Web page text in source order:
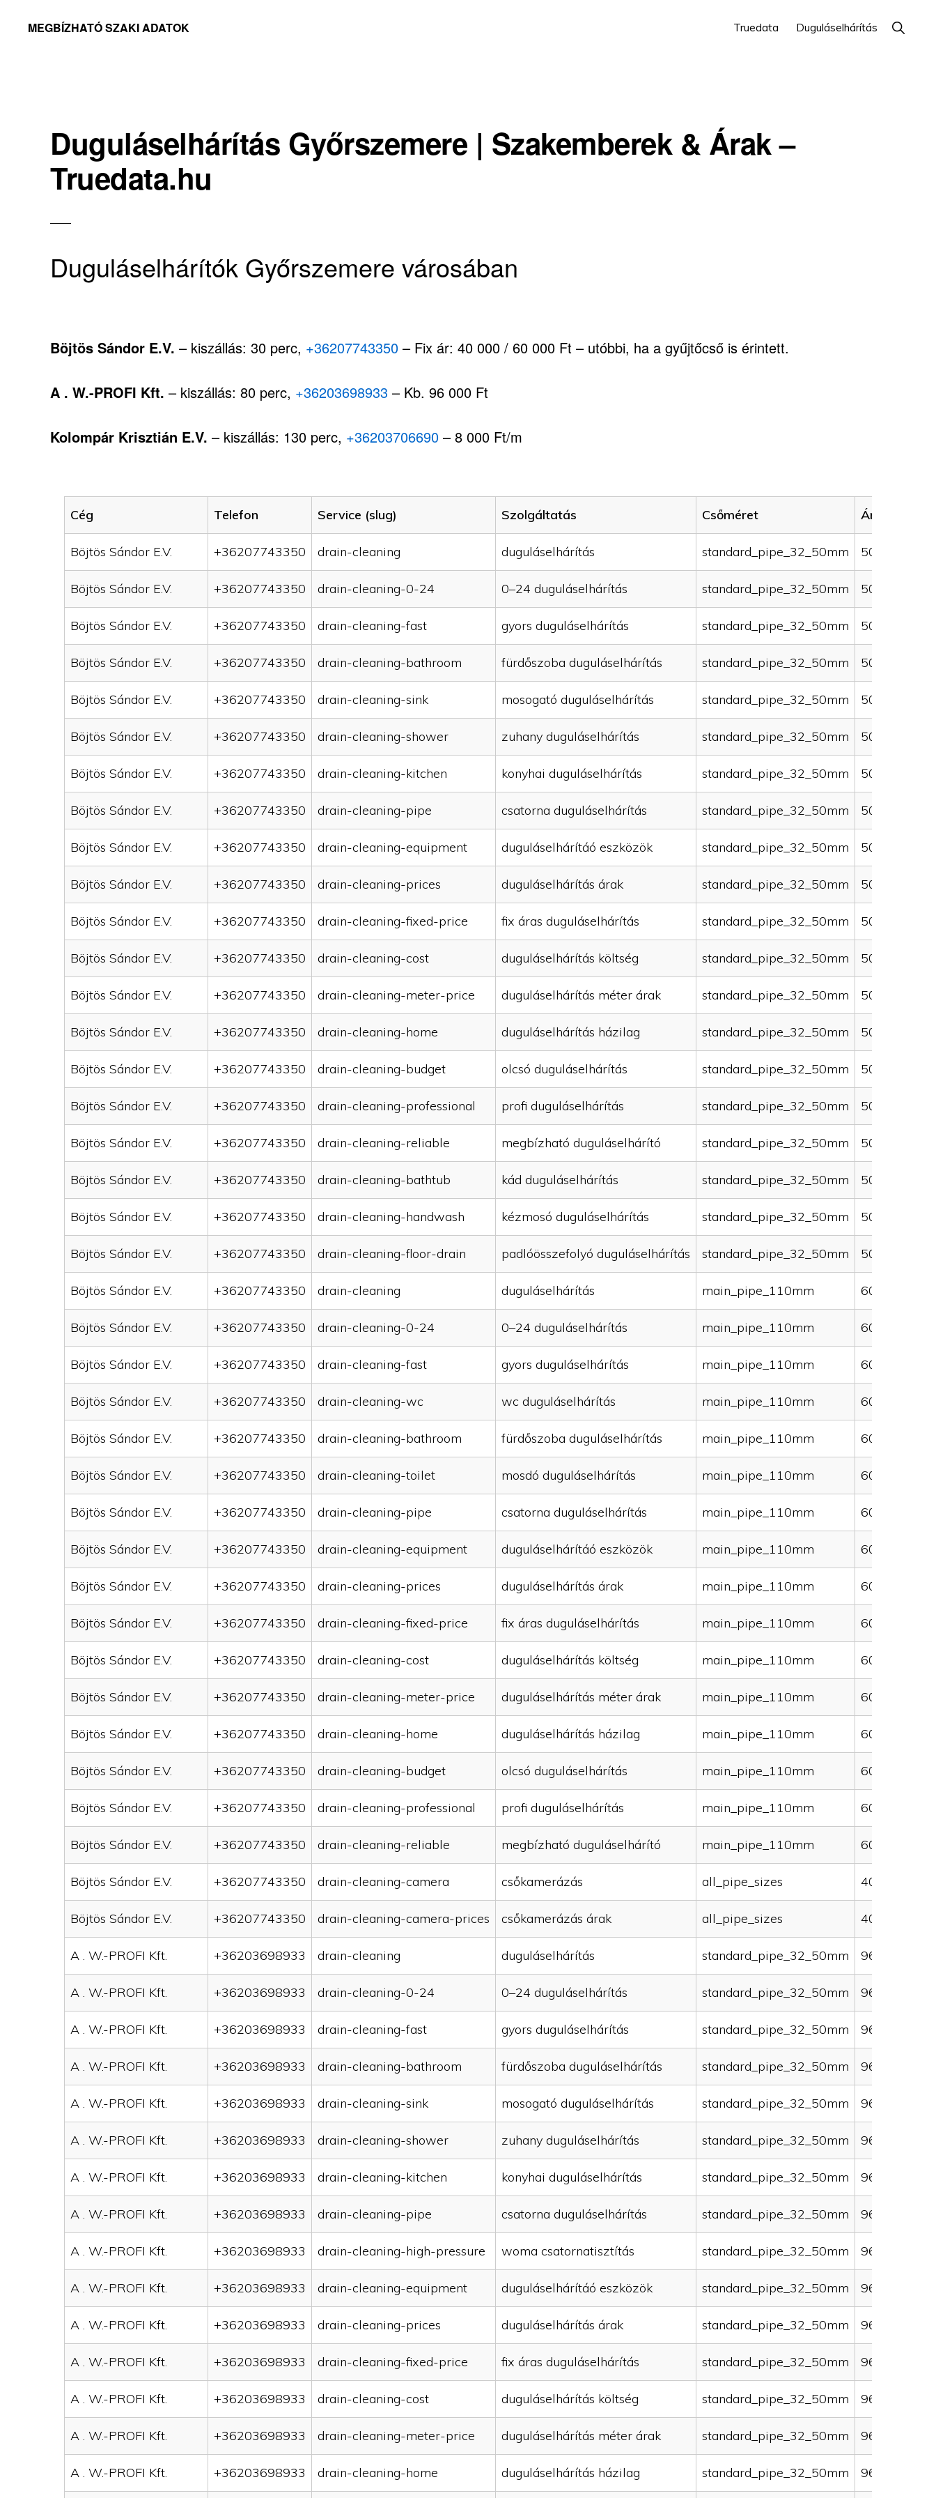
MEGBÍZHATÓ SZAKI ADATOK
Truedata Duguláselhárítás Show
Search
Duguláselhárítás Győrszemere | Szakemberek & Árak –
Truedata.hu
Duguláselhárítók Győrszemere városában
Böjtös Sándor E.V. – kiszállás: 30 perc, +36207743350 – Fix ár: 40 000 / 60 000 Ft – utóbbi, ha a gyűjtőcső is érintett.
A . W.-PROFI Kft. – kiszállás: 80 perc, +36203698933 – Kb. 96 000 Ft
Kolompár Krisztián E.V. – kiszállás: 130 perc, +36203706690 – 8 000 Ft/m
Cég Telefon Service (slug) Szolgáltatás Csőméret Ár (HUF)
Böjtös Sándor E.V. +36207743350 drain-cleaning duguláselhárítás standard_pipe_32_50mm 50000
Böjtös Sándor E.V. +36207743350 drain-cleaning-0-24 0–24 duguláselhárítás standard_pipe_32_50mm 50000
Böjtös Sándor E.V. +36207743350 drain-cleaning-fast gyors duguláselhárítás standard_pipe_32_50mm 50000
Böjtös Sándor E.V. +36207743350 drain-cleaning-bathroom fürdőszoba duguláselhárítás standard_pipe_32_50mm 50000
Böjtös Sándor E.V. +36207743350 drain-cleaning-sink mosogató duguláselhárítás standard_pipe_32_50mm 50000
Böjtös Sándor E.V. +36207743350 drain-cleaning-shower zuhany duguláselhárítás standard_pipe_32_50mm 50000
Böjtös Sándor E.V. +36207743350 drain-cleaning-kitchen konyhai duguláselhárítás standard_pipe_32_50mm 50000
Böjtös Sándor E.V. +36207743350 drain-cleaning-pipe csatorna duguláselhárítás standard_pipe_32_50mm 50000
Böjtös Sándor E.V. +36207743350 drain-cleaning-equipment duguláselhárítáó eszközök standard_pipe_32_50mm 50000
Böjtös Sándor E.V. +36207743350 drain-cleaning-prices duguláselhárítás árak standard_pipe_32_50mm 50000
Böjtös Sándor E.V. +36207743350 drain-cleaning-fixed-price fix áras duguláselhárítás standard_pipe_32_50mm 50000
Böjtös Sándor E.V. +36207743350 drain-cleaning-cost duguláselhárítás költség standard_pipe_32_50mm 50000
Böjtös Sándor E.V. +36207743350 drain-cleaning-meter-price duguláselhárítás méter árak standard_pipe_32_50mm 50000
Böjtös Sándor E.V. +36207743350 drain-cleaning-home duguláselhárítás házilag standard_pipe_32_50mm 50000
Böjtös Sándor E.V. +36207743350 drain-cleaning-budget olcsó duguláselhárítás standard_pipe_32_50mm 50000
Böjtös Sándor E.V. +36207743350 drain-cleaning-professional profi duguláselhárítás standard_pipe_32_50mm 50000
Böjtös Sándor E.V. +36207743350 drain-cleaning-reliable megbízható duguláselhárító standard_pipe_32_50mm 50000
Böjtös Sándor E.V. +36207743350 drain-cleaning-bathtub kád duguláselhárítás standard_pipe_32_50mm 50000
Böjtös Sándor E.V. +36207743350 drain-cleaning-handwash kézmosó duguláselhárítás standard_pipe_32_50mm 50000
Böjtös Sándor E.V. +36207743350 drain-cleaning-floor-drain padlóösszefolyó duguláselhárítás standard_pipe_32_50mm 50000
Böjtös Sándor E.V. +36207743350 drain-cleaning duguláselhárítás main_pipe_110mm 60000
Böjtös Sándor E.V. +36207743350 drain-cleaning-0-24 0–24 duguláselhárítás main_pipe_110mm 60000
Böjtös Sándor E.V. +36207743350 drain-cleaning-fast gyors duguláselhárítás main_pipe_110mm 60000
Böjtös Sándor E.V. +36207743350 drain-cleaning-wc wc duguláselhárítás main_pipe_110mm 60000
Böjtös Sándor E.V. +36207743350 drain-cleaning-bathroom fürdőszoba duguláselhárítás main_pipe_110mm 60000
Böjtös Sándor E.V. +36207743350 drain-cleaning-toilet mosdó duguláselhárítás main_pipe_110mm 60000
Böjtös Sándor E.V. +36207743350 drain-cleaning-pipe csatorna duguláselhárítás main_pipe_110mm 60000
Böjtös Sándor E.V. +36207743350 drain-cleaning-equipment duguláselhárítáó eszközök main_pipe_110mm 60000
Böjtös Sándor E.V. +36207743350 drain-cleaning-prices duguláselhárítás árak main_pipe_110mm 60000
Böjtös Sándor E.V. +36207743350 drain-cleaning-fixed-price fix áras duguláselhárítás main_pipe_110mm 60000
Böjtös Sándor E.V. +36207743350 drain-cleaning-cost duguláselhárítás költség main_pipe_110mm 60000
Böjtös Sándor E.V. +36207743350 drain-cleaning-meter-price duguláselhárítás méter árak main_pipe_110mm 60000
Böjtös Sándor E.V. +36207743350 drain-cleaning-home duguláselhárítás házilag main_pipe_110mm 60000
Böjtös Sándor E.V. +36207743350 drain-cleaning-budget olcsó duguláselhárítás main_pipe_110mm 60000
Böjtös Sándor E.V. +36207743350 drain-cleaning-professional profi duguláselhárítás main_pipe_110mm 60000
Böjtös Sándor E.V. +36207743350 drain-cleaning-reliable megbízható duguláselhárító main_pipe_110mm 60000
Böjtös Sándor E.V. +36207743350 drain-cleaning-camera csőkamerázás all_pipe_sizes 40000
Böjtös Sándor E.V. +36207743350 drain-cleaning-camera-prices csőkamerázás árak all_pipe_sizes 40000
A . W.-PROFI Kft. +36203698933 drain-cleaning duguláselhárítás standard_pipe_32_50mm 96000
A . W.-PROFI Kft. +36203698933 drain-cleaning-0-24 0–24 duguláselhárítás standard_pipe_32_50mm 96000
A . W.-PROFI Kft. +36203698933 drain-cleaning-fast gyors duguláselhárítás standard_pipe_32_50mm 96000
A . W.-PROFI Kft. +36203698933 drain-cleaning-bathroom fürdőszoba duguláselhárítás standard_pipe_32_50mm 96000
A . W.-PROFI Kft. +36203698933 drain-cleaning-sink mosogató duguláselhárítás standard_pipe_32_50mm 96000
A . W.-PROFI Kft. +36203698933 drain-cleaning-shower zuhany duguláselhárítás standard_pipe_32_50mm 96000
A . W.-PROFI Kft. +36203698933 drain-cleaning-kitchen konyhai duguláselhárítás standard_pipe_32_50mm 96000
A . W.-PROFI Kft. +36203698933 drain-cleaning-pipe csatorna duguláselhárítás standard_pipe_32_50mm 96000
A . W.-PROFI Kft. +36203698933 drain-cleaning-high-pressure woma csatornatisztítás standard_pipe_32_50mm 96000
A . W.-PROFI Kft. +36203698933 drain-cleaning-equipment duguláselhárítáó eszközök standard_pipe_32_50mm 96000
A . W.-PROFI Kft. +36203698933 drain-cleaning-prices duguláselhárítás árak standard_pipe_32_50mm 96000
A . W.-PROFI Kft. +36203698933 drain-cleaning-fixed-price fix áras duguláselhárítás standard_pipe_32_50mm 96000
A . W.-PROFI Kft. +36203698933 drain-cleaning-cost duguláselhárítás költség standard_pipe_32_50mm 96000
A . W.-PROFI Kft. +36203698933 drain-cleaning-meter-price duguláselhárítás méter árak standard_pipe_32_50mm 96000
A . W.-PROFI Kft. +36203698933 drain-cleaning-home duguláselhárítás házilag standard_pipe_32_50mm 96000